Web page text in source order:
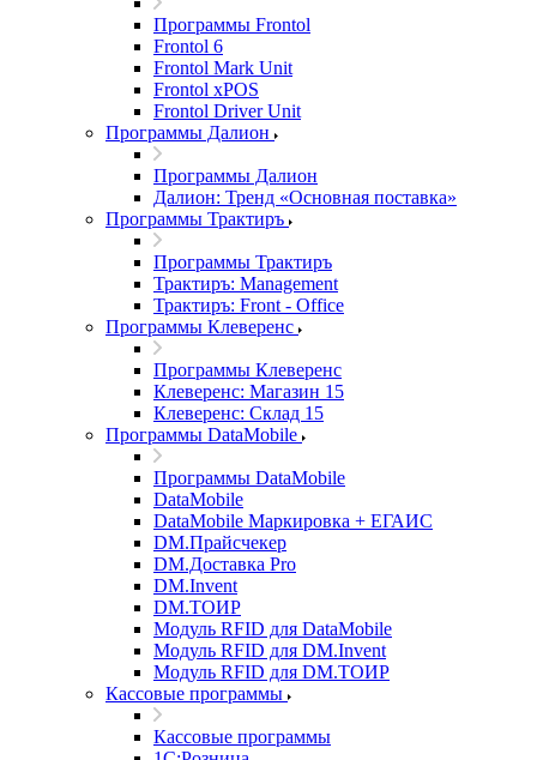
Программы Frontol
Frontol 6
Frontol Mark Unit
Frontol xPOS
Frontol Driver Unit
Программы Далион
Программы Далион
Далион: Тренд «Основная поставка»
Программы Трактиръ
Программы Трактиръ
Трактиръ: Management
Трактиръ: Front - Office
Программы Клеверенс
Программы Клеверенс
Клеверенс: Магазин 15
Клеверенс: Склад 15
Программы DataMobile
Программы DataMobile
DataMobile
DataMobile Маркировка + ЕГАИС
DM.Прайсчекер
DM.Доставка Pro
DM.Invent
DM.ТОИР
Модуль RFID для DataMobile
Модуль RFID для DM.Invent
Модуль RFID для DM.ТОИР
Кассовые программы
Кассовые программы